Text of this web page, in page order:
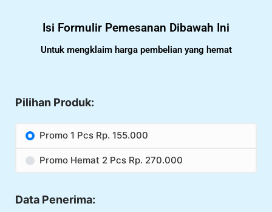
Isi Formulir Pemesanan Dibawah Ini
Untuk mengklaim harga pembelian yang hemat
Pilihan Produk:
Promo 1 Pcs Rp. 155.000
Promo Hemat 2 Pcs Rp. 270.000
Data Penerima: